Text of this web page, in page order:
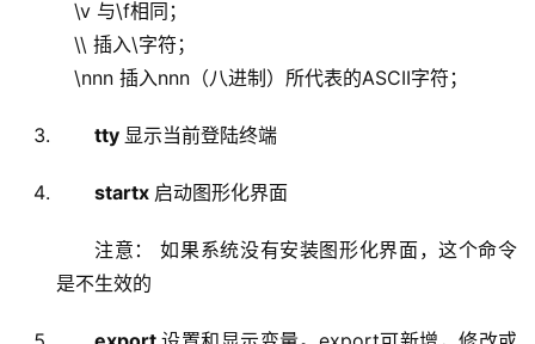
\v 与\f相同；
\\ 插入\字符；
\nnn 插入nnn（八进制）所代表的ASCII字符；
tty 显示当前登陆终端
startx 启动图形化界面
注意： 如果系统没有安装图形化界面，这个命令
是不生效的